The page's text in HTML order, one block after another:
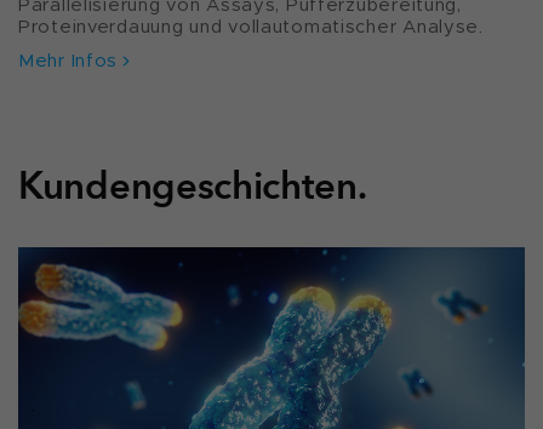
Parallelisierung von Assays, Pufferzubereitung,
Proteinverdauung und vollautomatischer Analyse.
Mehr Infos
Kundengeschichten.